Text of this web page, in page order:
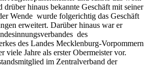
drüber hinaus bekannte Geschäft mit seiner
Wende wurde folgerichtig das Geschäft
erweitert. Darüber hinaus war er
des
des Landes Mecklenburg-Vorpommern
viele Jahre als erster Obermeister vor.
im Zentralverband der